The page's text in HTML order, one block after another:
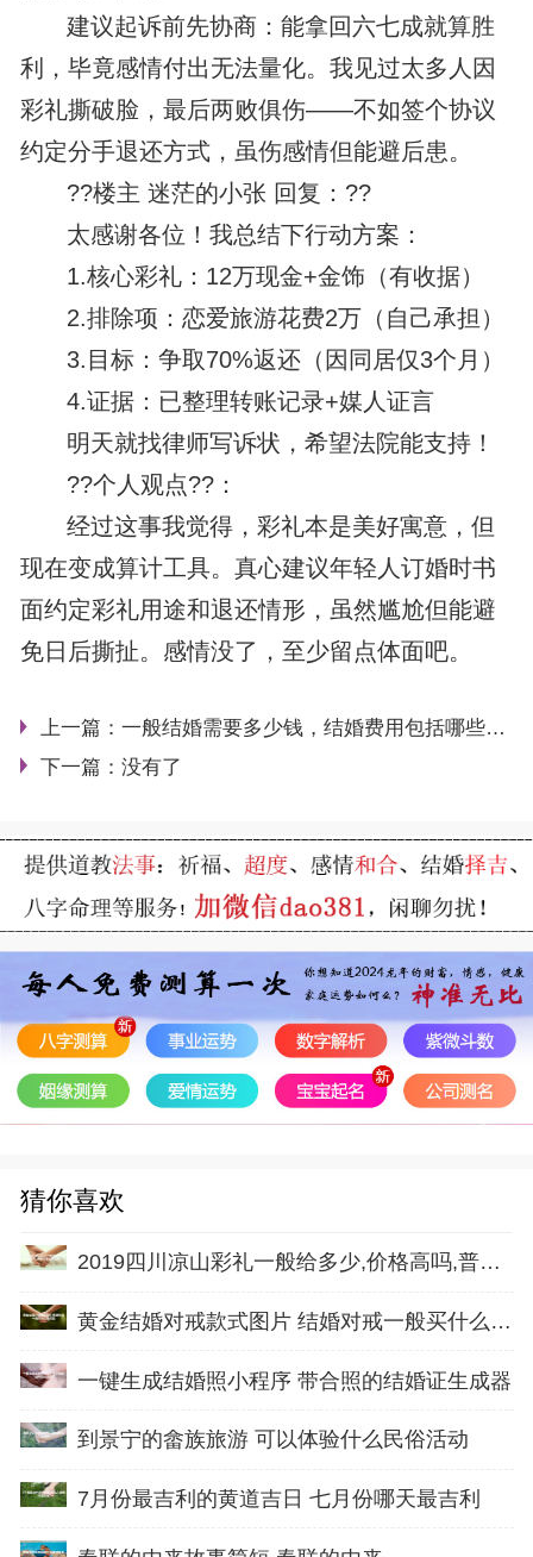
建议起诉前先协商：能拿回六七成就算胜
利，毕竟感情付出无法量化。我见过太多人因
彩礼撕破脸，最后两败俱伤——不如签个协议
约定分手退还方式，虽伤感情但能避后患。
??楼主 迷茫的小张 回复：??
太感谢各位！我总结下行动方案：
1.核心彩礼：12万现金+金饰（有收据）
2.排除项：恋爱旅游花费2万（自己承担）
3.目标：争取70%返还（因同居仅3个月）
4.证据：已整理转账记录+媒人证言
明天就找律师写诉状，希望法院能支持！
??个人观点??：
经过这事我觉得，彩礼本是美好寓意，但
现在变成算计工具。真心建议年轻人订婚时书
面约定彩礼用途和退还情形，虽然尴尬但能避
免日后撕扯。感情没了，至少留点体面吧。
上一篇： 一般结婚需要多少钱，结婚费用包括哪些项目,如何合理规划婚礼预算,普通家庭结婚预算多少合适
下一篇：没有了
猜你喜欢
2019四川凉山彩礼一般给多少,价格高吗,普通家庭
黄金结婚对戒款式图片 结婚对戒一般买什么材质
一键生成结婚照小程序 带合照的结婚证生成器
到景宁的畲族旅游 可以体验什么民俗活动
7月份最吉利的黄道吉日 七月份哪天最吉利